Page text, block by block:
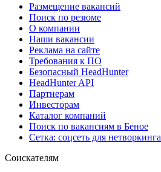
Размещение вакансий
Поиск по резюме
О компании
Наши вакансии
Реклама на сайте
Требования к ПО
Безопасный HeadHunter
HeadHunter API
Партнерам
Инвесторам
Каталог компаний
Поиск по вакансиям в Беное
Сетка: соцсеть для нетворкинга
Соискателям